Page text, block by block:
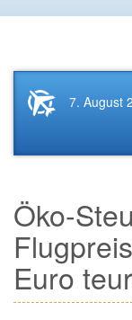
Startseite
7. August
Öko-
Euro